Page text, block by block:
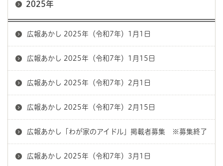
2025年
広報あかし 2025年（令和7年）1月1日
広報あかし 2025年（令和7年）1月15日
広報あかし 2025年（令和7年）2月1日
広報あかし 2025年（令和7年）2月15日
広報あかし「わが家のアイドル」掲載者募集 ※募集終了
広報あかし 2025年（令和7年）3月1日